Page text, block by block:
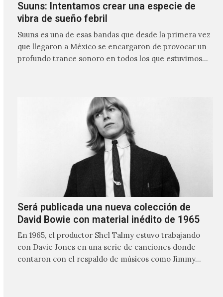
Suuns: Intentamos crear una especie de
vibra de sueño febril
Suuns es una de esas bandas que desde la primera vez
que llegaron a México se encargaron de provocar un
profundo trance sonoro en todos los que estuvimos
Será publicada una nueva colección de
David Bowie con material inédito de 1965
En 1965, el productor Shel Talmy estuvo trabajando
con Davie Jones en una serie de canciones donde
contaron con el respaldo de músicos como Jimmy…